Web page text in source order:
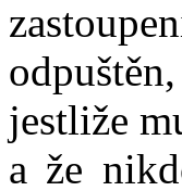
jestliže
a že